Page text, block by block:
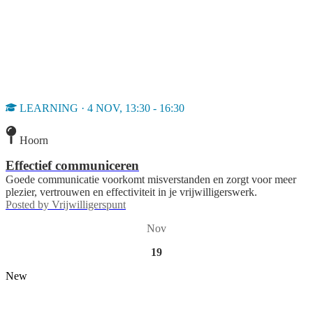
LEARNING · 4 NOV, 13:30 - 16:30
Hoorn
Effectief communiceren
Goede communicatie voorkomt misverstanden en zorgt voor meer
plezier, vertrouwen en effectiviteit in je vrijwilligerswerk.
Posted by Vrijwilligerspunt
Nov
19
New